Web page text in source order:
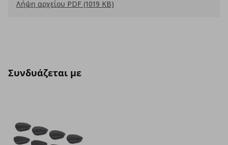
Λήψη αρχείου PDF (1019 KB)
Συνδυάζεται με